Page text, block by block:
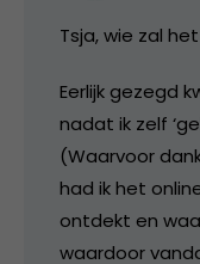
Tsja, wie zal
Eerlijk gezegd
nadat ik zelf
(Waarvoor
had ik het
ontdekt en
waardoor